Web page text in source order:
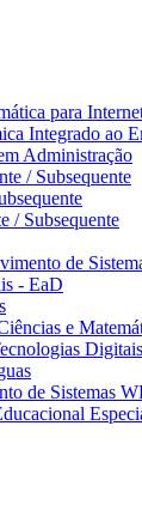
para
Integrado ao
Administração
/ Subsequente
/ Subsequente
de
- EaD
e
Digitais
de Sistemas